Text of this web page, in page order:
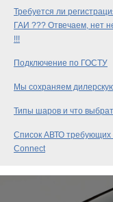
Требуется ли
ГАИ ??? Отвечаем, нет
!!!
Подключение по ГОСТУ
Мы сохраняем
Типы шаров и что
Список АВТО требующих
Connect